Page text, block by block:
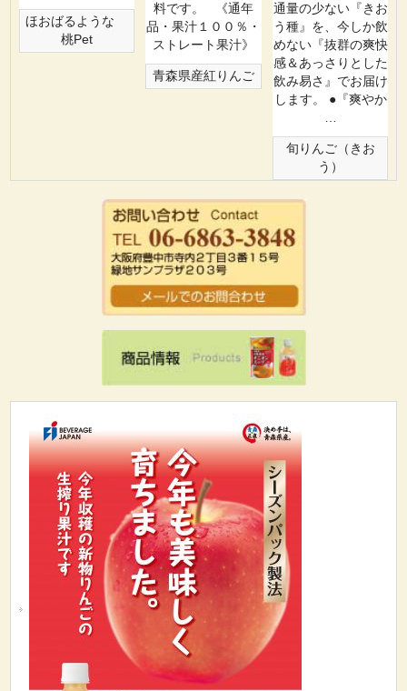
ほおばるような
桃Pet
料です。 《通年
品・果汁１００％・
ストレート果汁》
青森県産紅りんご
通量の少ない『きお
う種』を、今しか飲
めない『抜群の爽快
感＆あっさりとした
飲み易さ』でお届け
します。 ●『爽やか
旬りんご（きお
う）